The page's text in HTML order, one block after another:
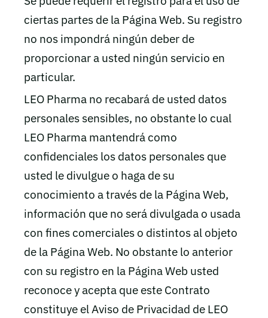
ciertas partes de la Página Web. Su registro
no nos impondrá ningún deber de
proporcionar a usted ningún servicio en
particular.
LEO Pharma no recabará de usted datos
personales sensibles, no obstante lo cual
LEO Pharma mantendrá como
confidenciales los datos personales que
usted le divulgue o haga de su
conocimiento a través de la Página Web,
información que no será divulgada o usada
con fines comerciales o distintos al objeto
de la Página Web. No obstante lo anterior
con su registro en la Página Web usted
reconoce y acepta que este Contrato
constituye el Aviso de Privacidad de LEO